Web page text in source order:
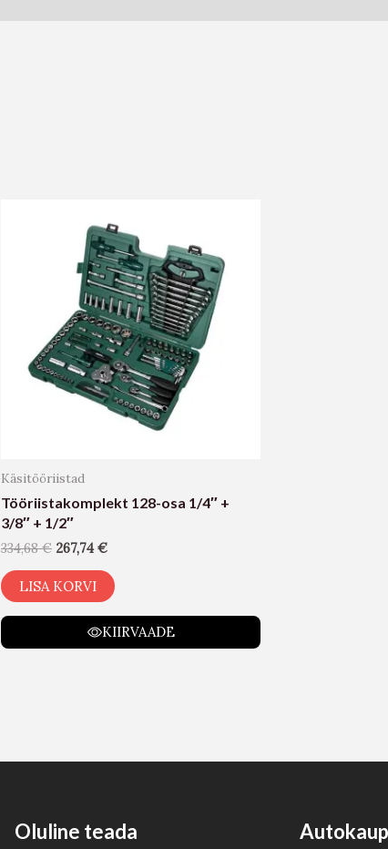
Käsitööriistad
Tööriistakomplekt 128-osa 1/4″ +
3/8″ + 1/2″
334,68€ 267,74€
LISA KORVI
KIIRVAADE
Oluline teada